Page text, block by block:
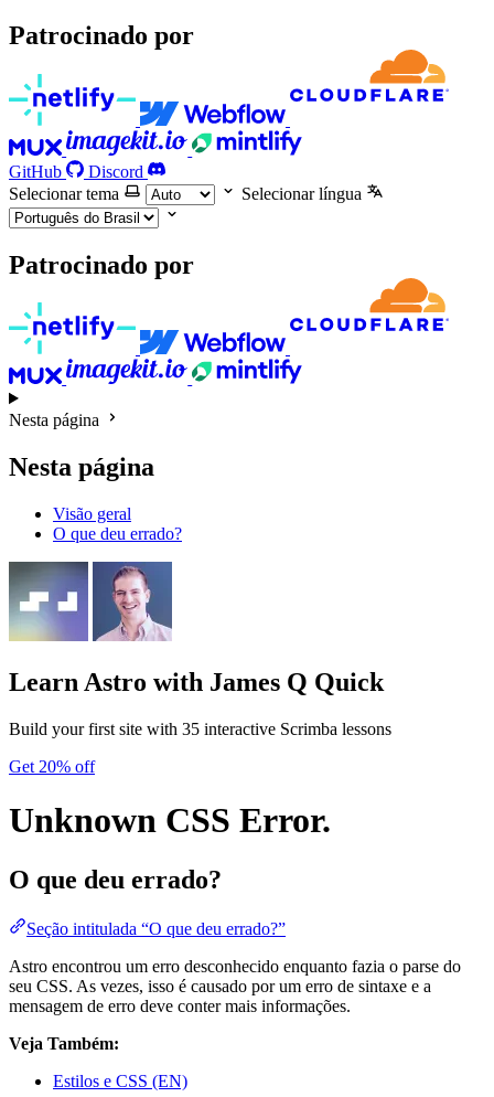
Patrocinado por
GitHub
Discord
Selecionar tema
Selecionar língua
Patrocinado por
Nesta página
Nesta página
Visão geral
O que deu errado?
Learn Astro with James Q Quick
Build your first site with 35 interactive Scrimba lessons
Get 20% off
Unknown CSS Error.
O que deu errado?
Seção intitulada “O que deu errado?”
Astro encontrou um erro desconhecido enquanto fazia o parse do
seu CSS. As vezes, isso é causado por um erro de sintaxe e a
mensagem de erro deve conter mais informações.
Veja Também:
Estilos e CSS (EN)